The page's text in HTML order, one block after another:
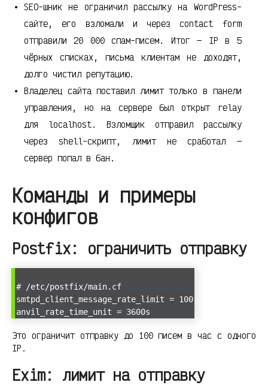
SEO-шник не ограничил рассылку на WordPress-
сайте, его взломали и через contact form
отправили 20 000 спам-писем. Итог — IP в 5
чёрных списках, письма клиентам не доходят,
долго чистил репутацию.
Владелец сайта поставил лимит только в панели
управления, но на сервере был открыт relay
для localhost. Взломщик отправил рассылку
через shell-скрипт, лимит не сработал —
сервер попал в бан.
Команды и примеры
конфигов
Postfix: ограничить отправку
# /etc/postfix/main.cf
smtpd_client_message_rate_limit = 100
anvil_rate_time_unit = 3600s
Это ограничит отправку до 100 писем в час с одного
IP.
Exim: лимит на отправку